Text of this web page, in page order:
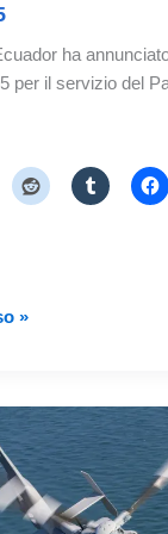
ha
per il servizio del
»